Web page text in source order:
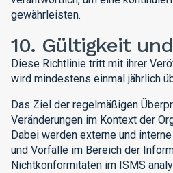
gewährleisten.
10. Gültigkeit
Diese Richtlinie tritt mit ihrer
wird mindestens einmal jährlich
Das Ziel der regelmäßigen
Veränderungen im Kontext der
Dabei werden externe und
und Vorfälle im Bereich der
Nichtkonformitäten im ISMS